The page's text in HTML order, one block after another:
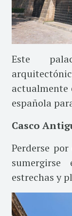
Este
española
Casco
Perderse
estrechas y